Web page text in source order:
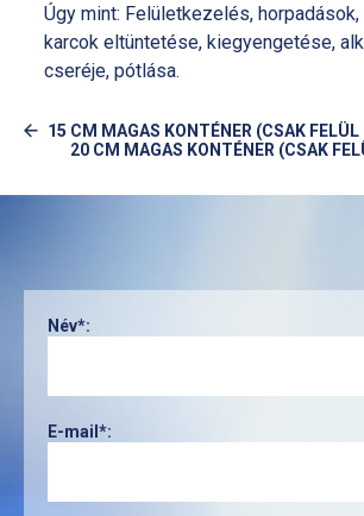
Úgy mint: Felületkezelés,
karcok eltüntetése, kiegyengetése,
cseréje, pótlása.
15 CM MAGAS KONTÉNER (CSAK FELÜL
20 CM MAGAS KONTÉNER (CSAK
Név*:
E-mail*: